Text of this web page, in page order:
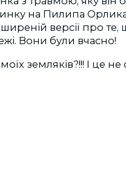
на Пилипа
версії про те,
Вони були вчасно!
земляків?!!! І це не